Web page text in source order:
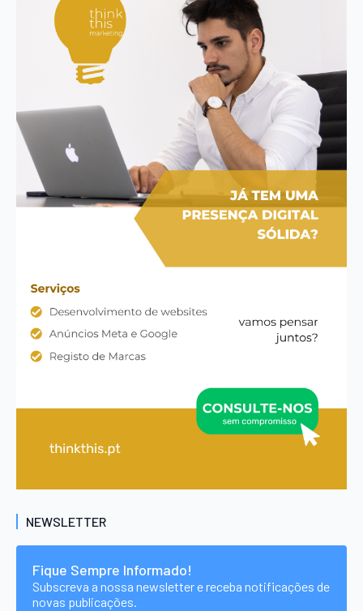
NEWSLETTER
Fique Sempre Informado!
Subscreva a nossa newsletter e receba notificações de
novas publicações.